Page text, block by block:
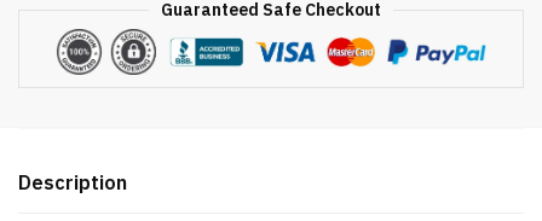
Guaranteed Safe Checkout
Description